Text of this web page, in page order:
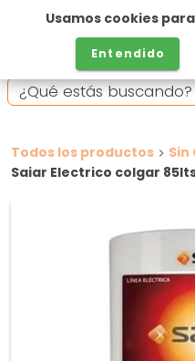
Todos los productos
Saiar Electrico colgar 85lts
Usamos cookies
Entendido